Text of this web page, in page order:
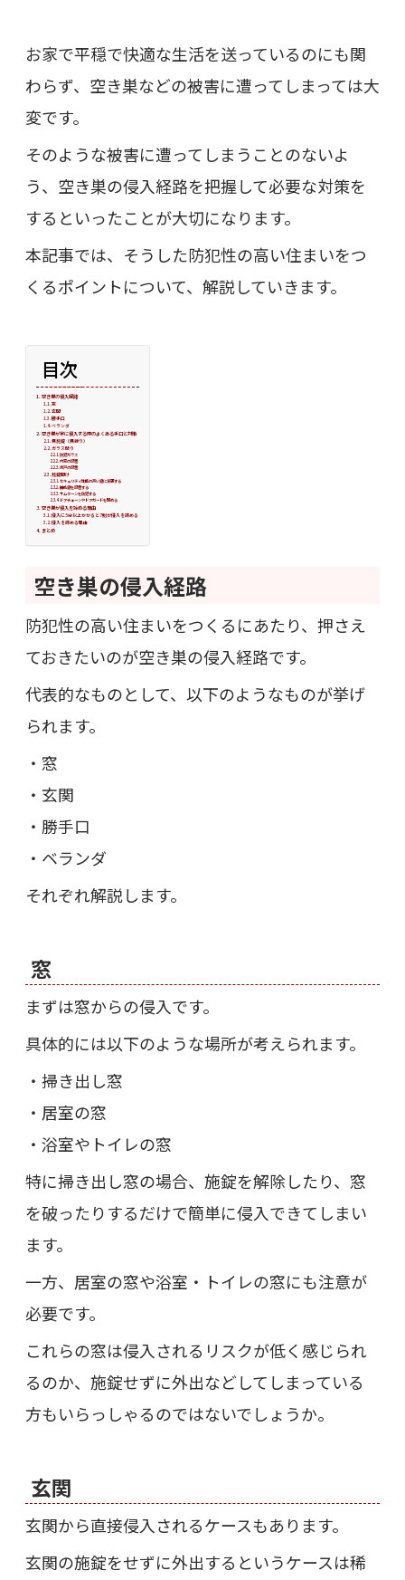
お家で平穏で快適な生活を送っているのにも関
わらず、空き巣などの被害に遭ってしまっては大
変です。
そのような被害に遭ってしまうことのないよ
う、空き巣の侵入経路を把握して必要な対策を
するといったことが大切になります。
本記事では、そうした防犯性の高い住まいをつ
くるポイントについて、解説していきます。
目次
空き巣の侵入経路
窓
玄関
勝手口
ベランダ
空き巣が家に侵入する際のよくある手口と対策
無施錠（無締り）
ガラス破り
防犯ガラス
内窓の設置
雨戸の設置
施錠開け
セキュリティ性能の高い鍵に変更する
補助鍵を設置する
サムターンを防犯する
ドアチェーンやドアガードを閉める
空き巣が侵入を諦める理由
侵入に5分以上かかると7割が侵入を諦める
侵入を諦める理由
まとめ
空き巣の侵入経路
防犯性の高い住まいをつくるにあたり、押さえ
ておきたいのが空き巣の侵入経路です。
代表的なものとして、以下のようなものが挙げ
られます。
・窓
・玄関
・勝手口
・ベランダ
それぞれ解説します。
窓
まずは窓からの侵入です。
具体的には以下のような場所が考えられます。
・掃き出し窓
・居室の窓
・浴室やトイレの窓
特に掃き出し窓の場合、施錠を解除したり、窓
を破ったりするだけで簡単に侵入できてしまい
ます。
一方、居室の窓や浴室・トイレの窓にも注意が
必要です。
これらの窓は侵入されるリスクが低く感じられ
るのか、施錠せずに外出などしてしまっている
方もいらっしゃるのではないでしょうか。
玄関
玄関から直接侵入されるケースもあります。
玄関の施錠をせずに外出するというケースは稀